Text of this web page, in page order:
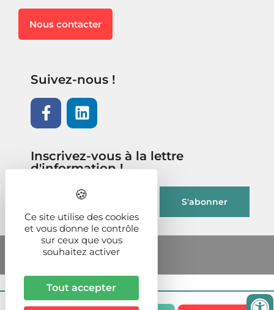
Nous contacter
Suivez-nous !
Inscrivez-vous à la lettre
d'information !
Ce site utilise des cookies
et vous donne le contrôle
sur ceux que vous
souhaitez activer
Tout accepter